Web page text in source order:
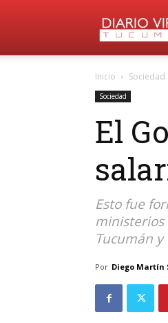
Inicio Sociedad
Sociedad
El
Esto fue
ministerios
Tucumán
Por Diego Martín